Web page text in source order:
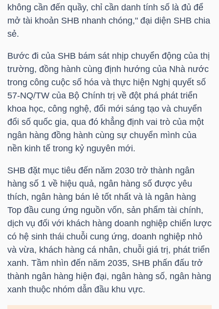
không cần đến quầy, chỉ cần danh tính số là đủ để
mở tài khoản SHB nhanh chóng," đại diện SHB chia
sẻ.
Bước đi của SHB bám sát nhịp chuyển động của thị
trường, đồng hành cùng định hướng của Nhà nước
trong công cuộc số hóa và thực hiện Nghị quyết số
57-NQ/TW của Bộ Chính trị về đột phá phát triển
khoa học, công nghệ, đổi mới sáng tạo và chuyển
đổi số quốc gia, qua đó khẳng định vai trò của một
ngân hàng đồng hành cùng sự chuyển mình của
nền kinh tế trong kỷ nguyên mới.
SHB đặt mục tiêu đến năm 2030 trở thành ngân
hàng số 1 về hiệu quả, ngân hàng số được yêu
thích, ngân hàng bán lẻ tốt nhất và là ngân hàng
Top đầu cung ứng nguồn vốn, sản phẩm tài chính,
dịch vụ đối với khách hàng doanh nghiệp chiến lược
có hệ sinh thái chuỗi cung ứng, doanh nghiệp nhỏ
và vừa, khách hàng cá nhân, chuỗi giá trị, phát triển
xanh. Tầm nhìn đến năm 2035, SHB phấn đấu trở
thành ngân hàng hiện đại, ngân hàng số, ngân hàng
xanh thuộc nhóm dẫn đầu khu vực.
CỤ
ĐẦU
TƯ
TRUY
XUẤT
LIỆU
Ngành
(-)
VS-
SECTOR